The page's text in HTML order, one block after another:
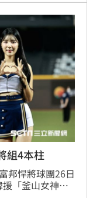
聘，球團祝福2
組4本柱
邦悍將球團26日
「釜山女神」